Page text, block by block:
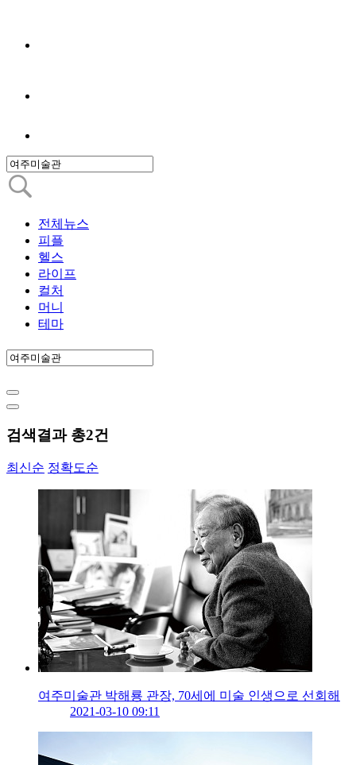
전체뉴스
피플
헬스
라이프
컬처
머니
테마
검색결과 총2건
최신순 정확도순
여주미술관 박해룡 관장, 70세에 미술 인생으로 선회해
2021-03-10 09:11